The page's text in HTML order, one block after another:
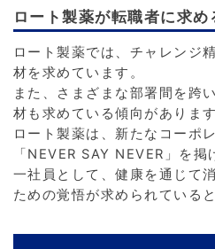
ロート製薬が転職者に求め
ロート製薬では、チャレンジ
材を求めています。
また、さまざまな部署間を跨
材も求めている傾向があります
ロート製薬は、新たなコーポ
「NEVER SAY NEVER」を
一社員として、健康を通じて
ための覚悟が求められている